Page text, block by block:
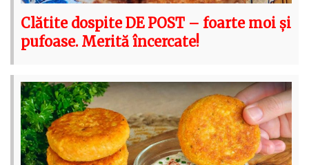
Clătite dospite DE POST – foarte moi și
pufoase. Merită încercate!